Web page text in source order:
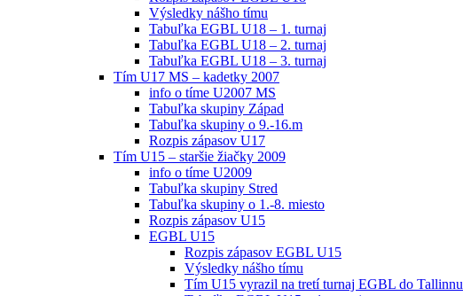
Výsledky nášho tímu
Tabuľka EGBL U18 – 1. turnaj
Tabuľka EGBL U18 – 2. turnaj
Tabuľka EGBL U18 – 3. turnaj
Tím U17 MS – kadetky 2007
info o tíme U2007 MS
Tabuľka skupiny Západ
Tabuľka skupiny o 9.-16.m
Rozpis zápasov U17
Tím U15 – staršie žiačky 2009
info o tíme U2009
Tabuľka skupiny Stred
Tabuľka skupiny o 1.-8. miesto
Rozpis zápasov U15
EGBL U15
Rozpis zápasov EGBL U15
Výsledky nášho tímu
Tím U15 vyrazil na tretí turnaj EGBL do Tallinnu